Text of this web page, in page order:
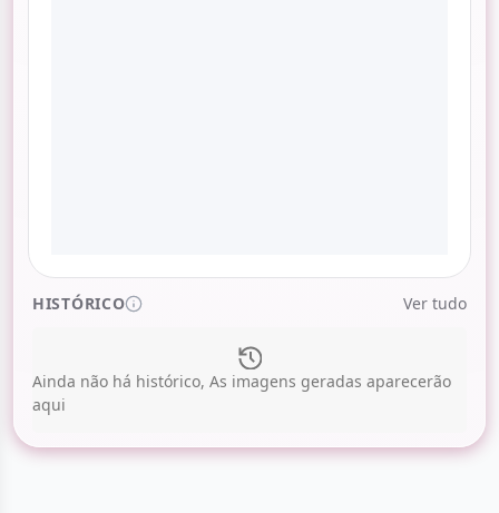
HISTÓRICO Ver tudo
Ainda não há histórico, As imagens geradas aparecerão
aqui